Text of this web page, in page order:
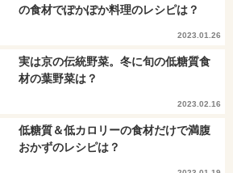
の食材でぽかぽか料理のレシピは？
2023.01.26
実は京の伝統野菜。冬に旬の低糖質食
材の葉野菜は？
2023.02.16
低糖質＆低カロリーの食材だけで満腹
おかずのレシピは？